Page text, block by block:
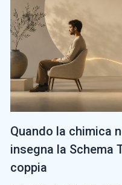
Quando la chimica
insegna la Schema
coppia